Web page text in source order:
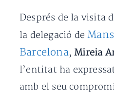
Després de la visita
la delegació de
Barcelona,Mireia
l’entitat ha
amb el seu